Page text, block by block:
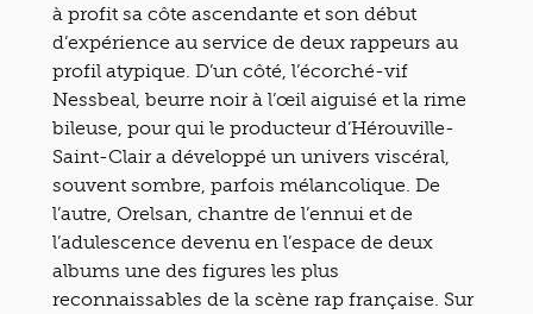
à profit sa côte ascendante et son début
d’expérience au service de deux rappeurs au
profil atypique. D’un côté, l’écorché-vif
Nessbeal, beurre noir à l’œil aiguisé et la rime
bileuse, pour qui le producteur d’Hérouville-
Saint-Clair a développé un univers viscéral,
souvent sombre, parfois mélancolique. De
l’autre, Orelsan, chantre de l’ennui et de
l’adulescence devenu en l’espace de deux
albums une des figures les plus
reconnaissables de la scène rap française. Sur